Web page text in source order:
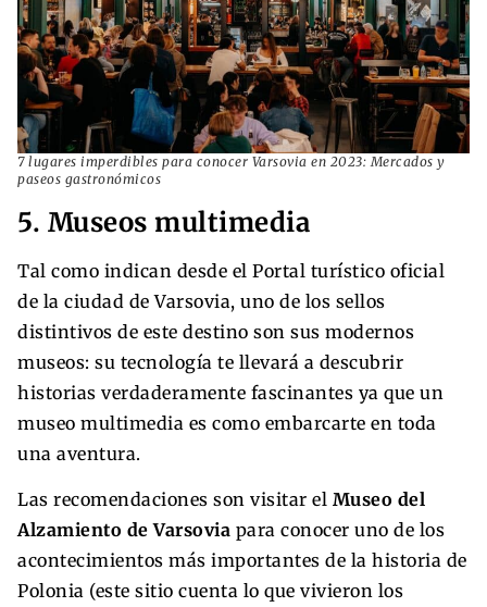
7 lugares imperdibles para conocer Varsovia en 2023: Mercados y
paseos gastronómicos
5. Museos multimedia
Tal como indican desde el Portal turístico oficial
de la ciudad de Varsovia, uno de los sellos
distintivos de este destino son sus modernos
museos: su tecnología te llevará a descubrir
historias verdaderamente fascinantes ya que un
museo multimedia es como embarcarte en toda
una aventura.
Las recomendaciones son visitar el Museo del
Alzamiento de Varsovia para conocer uno de los
acontecimientos más importantes de la historia de
Polonia (este sitio cuenta lo que vivieron los